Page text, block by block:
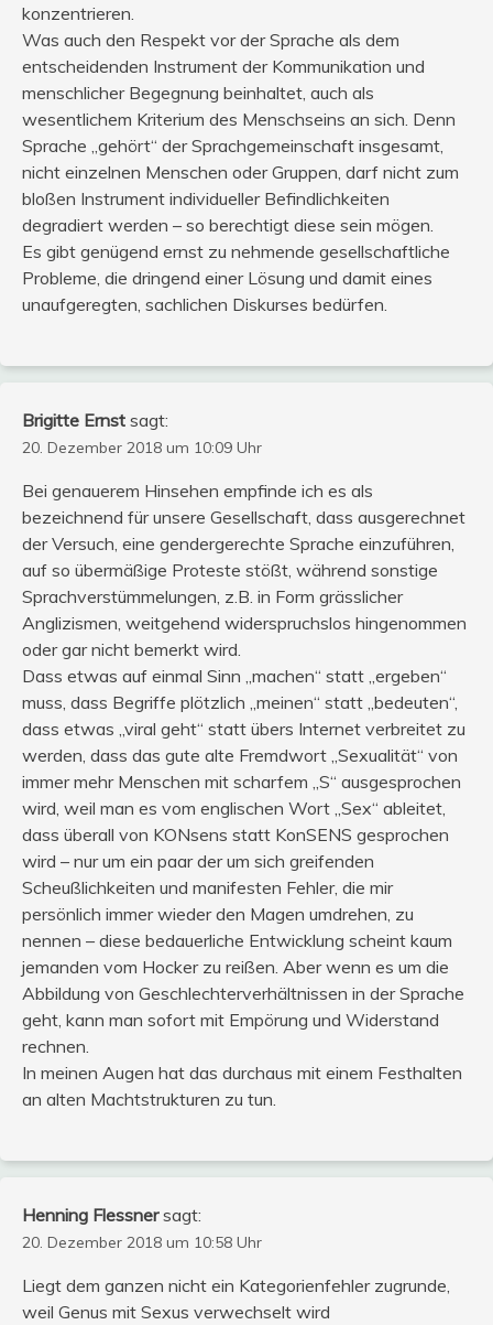
konzentrieren.
Was auch den Respekt vor der Sprache als dem
entscheidenden Instrument der Kommunikation und
menschlicher Begegnung beinhaltet, auch als
wesentlichem Kriterium des Menschseins an sich. Denn
Sprache „gehört“ der Sprachgemeinschaft insgesamt,
nicht einzelnen Menschen oder Gruppen, darf nicht zum
bloßen Instrument individueller Befindlichkeiten
degradiert werden – so berechtigt diese sein mögen.
Es gibt genügend ernst zu nehmende gesellschaftliche
Probleme, die dringend einer Lösung und damit eines
unaufgeregten, sachlichen Diskurses bedürfen.
Brigitte Ernst sagt:
20. Dezember 2018 um 10:09 Uhr
Bei genauerem Hinsehen empfinde ich es als
bezeichnend für unsere Gesellschaft, dass ausgerechnet
der Versuch, eine gendergerechte Sprache einzuführen,
auf so übermäßige Proteste stößt, während sonstige
Sprachverstümmelungen, z.B. in Form grässlicher
Anglizismen, weitgehend widerspruchslos hingenommen
oder gar nicht bemerkt wird.
Dass etwas auf einmal Sinn „machen“ statt „ergeben“
muss, dass Begriffe plötzlich „meinen“ statt „bedeuten“,
dass etwas „viral geht“ statt übers Internet verbreitet zu
werden, dass das gute alte Fremdwort „Sexualität“ von
immer mehr Menschen mit scharfem „S“ ausgesprochen
wird, weil man es vom englischen Wort „Sex“ ableitet,
dass überall von KONsens statt KonSENS gesprochen
wird – nur um ein paar der um sich greifenden
Scheußlichkeiten und manifesten Fehler, die mir
persönlich immer wieder den Magen umdrehen, zu
nennen – diese bedauerliche Entwicklung scheint kaum
jemanden vom Hocker zu reißen. Aber wenn es um die
Abbildung von Geschlechterverhältnissen in der Sprache
geht, kann man sofort mit Empörung und Widerstand
rechnen.
In meinen Augen hat das durchaus mit einem Festhalten
an alten Machtstrukturen zu tun.
Henning Flessner sagt:
20. Dezember 2018 um 10:58 Uhr
Liegt dem ganzen nicht ein Kategorienfehler zugrunde,
weil Genus mit Sexus verwechselt wird